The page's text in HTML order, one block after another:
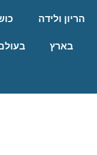
הריון ולידה
בארץ